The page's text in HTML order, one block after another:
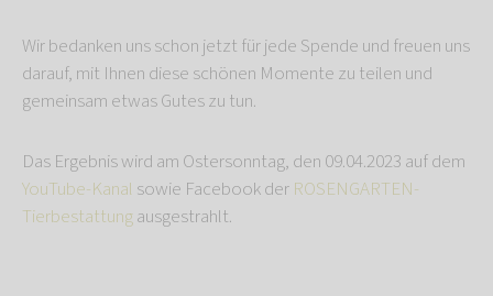
Wir bedanken uns schon jetzt für jede Spende und freuen uns
darauf, mit Ihnen diese schönen Momente zu teilen und
gemeinsam etwas Gutes zu tun.
Das Ergebnis wird am Ostersonntag, den 09.04.2023 auf dem
YouTube-Kanal sowie Facebook der ROSENGARTEN-
Tierbestattungausgestrahlt.